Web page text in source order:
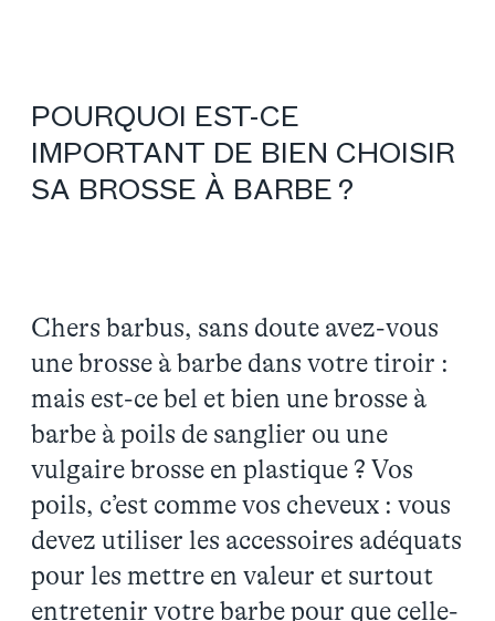
POURQUOI EST-CE
IMPORTANT DE BIEN CHOISIR
SA BROSSE À BARBE ?
Chers barbus, sans doute avez-vous
une brosse à barbe dans votre tiroir :
mais est-ce bel et bien une brosse à
barbe à poils de sanglier ou une
vulgaire brosse en plastique ? Vos
poils, c’est comme vos cheveux : vous
devez utiliser les accessoires adéquats
pour les mettre en valeur et surtout
entretenir votre barbe pour que celle-